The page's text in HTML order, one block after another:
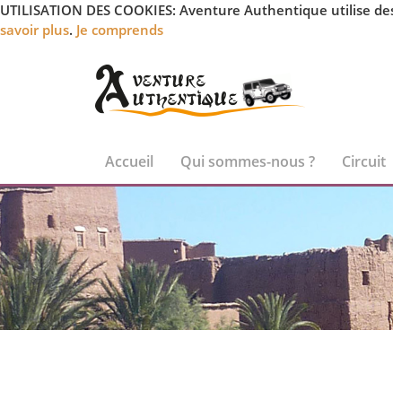
UTILISATION DES COOKIES: Aventure Authentique utilise
savoir plus. Je comprends
Accueil Qui sommes-nous ? Circuit